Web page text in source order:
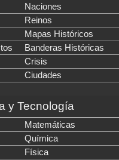
Naciones
Reinos
Mapas Históricos
Banderas Históricas
Crisis
Ciudades
y Tecnología
Matemáticas
Química
Física